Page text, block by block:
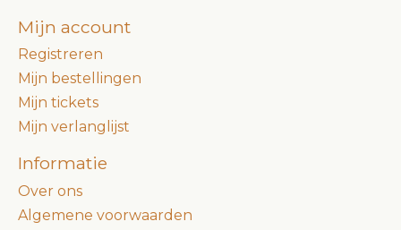
Mijn account
Registreren
Mijn bestellingen
Mijn tickets
Mijn verlanglijst
Informatie
Over ons
Algemene voorwaarden